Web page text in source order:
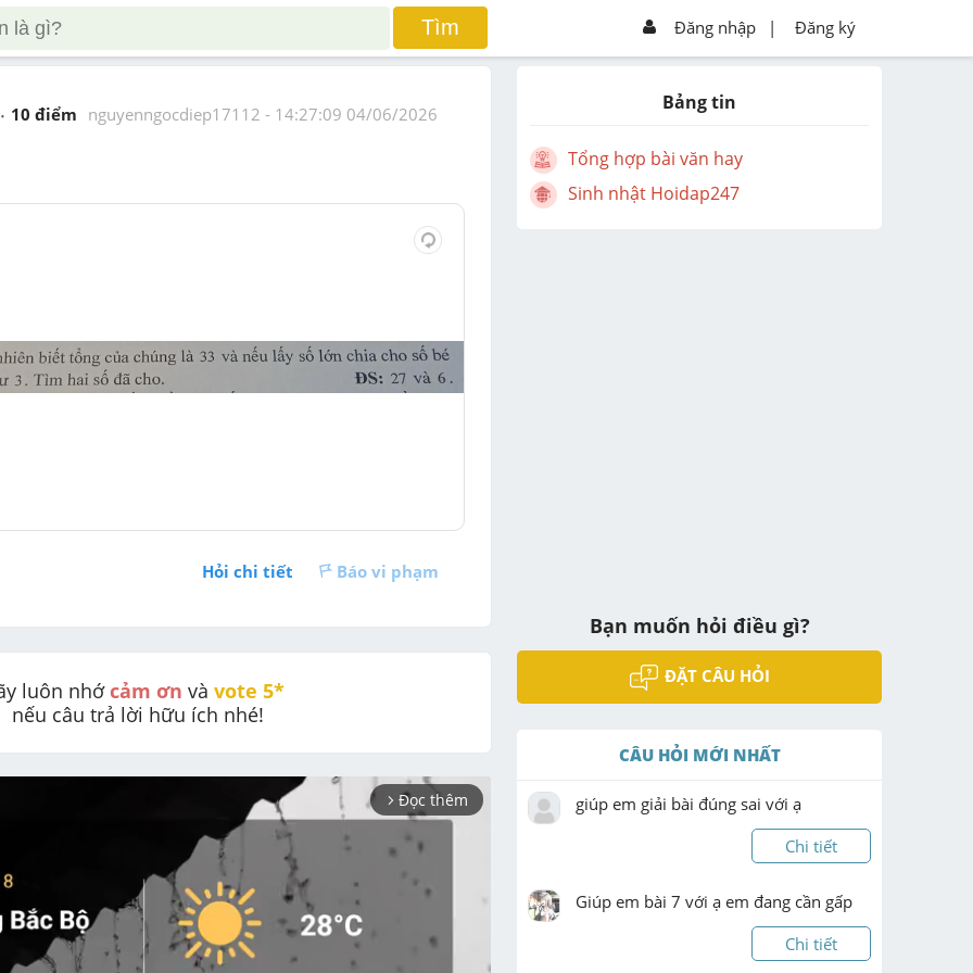
Tìm Đăng nhập | Đăng ký
10 điểm nguyenngocdiep17112 - 14:27:09 04/06/2026
Hỏi chi tiết Báo vi phạm
luôn nhớ cảm ơn và vote 5*
nếu câu trả lời hữu ích nhé!
arrow_forward_ios Đọc thêm
Bảng tin
Tổng hợp bài văn hay
Sinh nhật Hoidap247
Bạn muốn hỏi điều gì?
ĐẶT CÂU HỎI
CÂU HỎI MỚI NHẤT
giúp em giải bài đúng sai với ạ
Chi tiết
Giúp em bài 7 với ạ em đang cần gấp
Chi tiết